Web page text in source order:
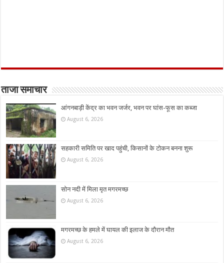
ताजा समाचार
आंगनबाड़ी केंद्र का भवन जर्जर, भवन पर घांस-फूस का कब्जा
August 6, 2026
सहकारी समिति पर खाद पहुंची, किसानों के टोकन बनना शुरू
August 6, 2026
सोन नदी में मिला मृत मगरमच्छ
August 6, 2026
मगरमच्छ के हमले में घायल की इलाज के दौरान मौत
August 6, 2026